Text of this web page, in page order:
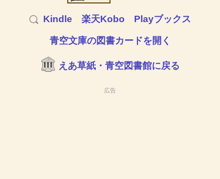
Kindle 楽天Kobo Playブックス
青空文庫の図書カードを開く
えあ草紙・青空図書館に戻る
広告